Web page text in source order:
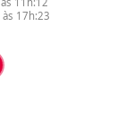
às 17h:23